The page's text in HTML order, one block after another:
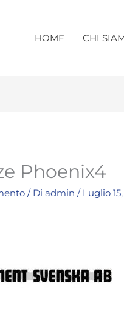
HOME CHI
Phoenix4
/ Diadmin/ Luglio